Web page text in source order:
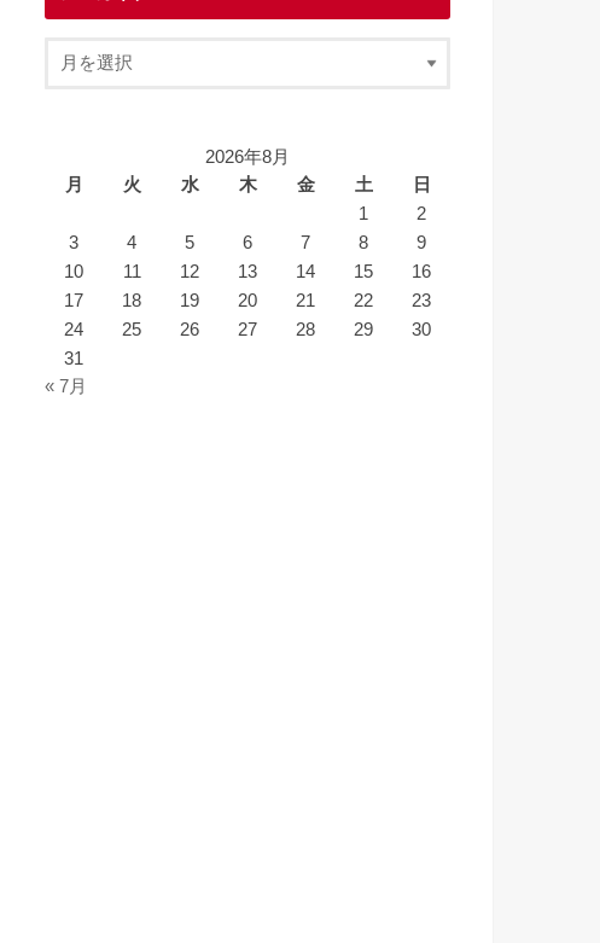
2026年8月
月
火 水 木 金 土
日
1
2
3
4 5 6 7 8
9
10
11 12 13 14 15
16
17
18 19 20 21 22
23
24
25 26 27 28 29
30
31
« 7月